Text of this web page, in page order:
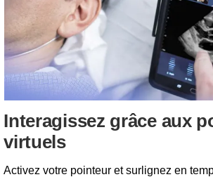
Interagissez grâce aux
virtuels
Activez votre pointeur et surlignez en